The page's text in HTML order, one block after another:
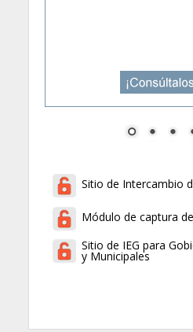
Sitio de Intercambio
Módulo de captura
Sitio de IEG para
y Municipales